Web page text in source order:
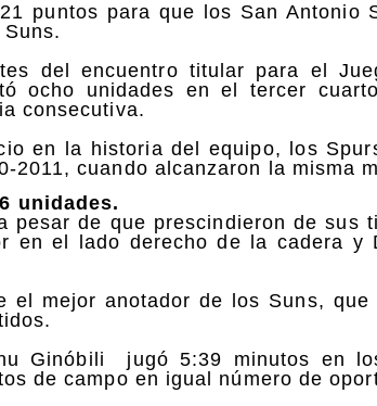
puntos para que los San Antonio
del encuentro titular para el
ocho unidades en el tercer
consecutiva.
en la historia del equipo, los
2011, cuando alcanzaron la misma
unidades.
pesar de que prescindieron de sus
en el lado derecho de la cadera y
el mejor anotador de los Suns, que
Ginóbili jugó 5:39 minutos en
de campo en igual número de